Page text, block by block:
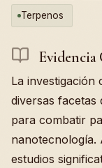
Terpenos
La investigación
diversas facetas
para combatir
nanotecnología.
estudios